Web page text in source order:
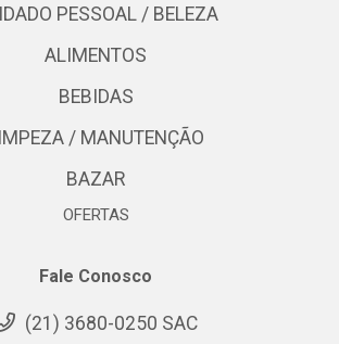
PESSOAL / BELEZA
ALIMENTOS
BEBIDAS
/ MANUTENÇÃO
BAZAR
OFERTAS
Fale Conosco
(21) 3680-0250 SAC